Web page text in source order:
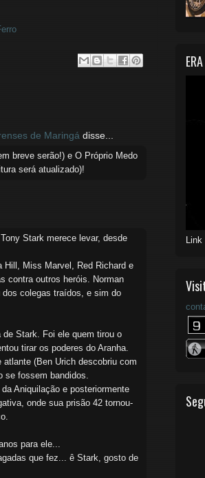
de Maringá disse...
breve serão!) e O Próprio Medo
será atualizado)!
Stark merece levar, desde
Hill, Miss Marvel, Red Richard e
contra outros heróis. Norman
colegas traídos, e sim do
de Stark. Foi ele quem tirou o
tirar os poderes do Aranha.
(Ben Urich descobriu com
se fossem bandidos.
Aniquilação e posteriormente
onde sua prisão 42 tornou-
para ele...
que fez... ê Stark, gosto de